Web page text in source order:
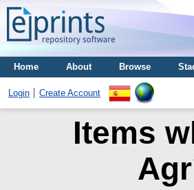
Home About Browse
Login Create Account
Items